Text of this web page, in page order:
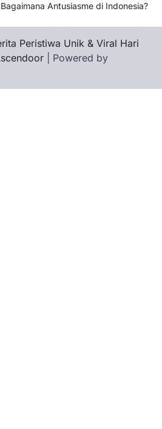
Antusiasme di Indonesia?
Peristiwa Unik & Viral Hari
| Powered by